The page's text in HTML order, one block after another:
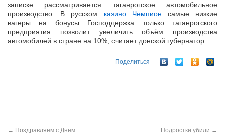
записке рассматривается таганрогское автомобильное
производство. В русском казино Чемпион самые низкие
вагеры на бонусы Господдержка только таганрогского
предприятия позволит увеличить объём производства
автомобилей в стране на 10%, считает донской губернатор.
Поделиться
← Поздравляем с Днем Подростки убили →